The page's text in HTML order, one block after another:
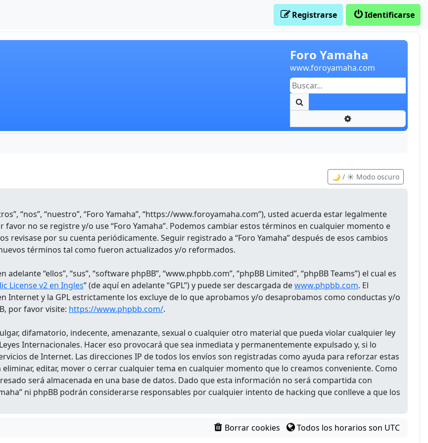
Foro Yamaha
www.foroyamaha.com
Identificarse
Registrarse
🌙 / ☀️ Modo oscuro
“nos”, “nuestro”, “Foro Yamaha”, “https://www.foroyamaha.com”), usted acuerda estar legalmente
no se registre y/o use “Foro Yamaha”. Podemos cambiar estos términos en cualquier momento e
por su cuenta periódicamente. Seguir registrado a “Foro Yamaha” después de esos cambios
términos tal como fueron actualizados y/o reformados.
“ellos”, “sus”, “software phpBB”, “www.phpbb.com”, “phpBB Limited”, “phpBB Teams”) el cual es
License v2 en Ingles” (de aquí en adelante “GPL”) y puede ser descargada dewww.phpbb.com. El
Internet y la GPL estrictamente los excluye de lo que aprobamos y/o desaprobamos como conductas y/o
por favor visite: https://www.phpbb.com/.
difamatorio, indecente, amenazante, sexual o cualquier otro material que pueda violar cualquier ley
Internacionales. Hacer eso provocará que sea inmediata y permanentemente expulsado y, si lo
de Internet. Las direcciones IP de todos los envíos son registradas como ayuda para reforzar estas
eliminar, editar, mover o cerrar cualquier tema en cualquier momento que lo creamos conveniente. Como
será almacenada en una base de datos. Dado que esta información no será compartida con
ni phpBB podrán considerarse responsables por cualquier intento de hacking que conlleve a que los
Borrar cookies Todos los horarios son UTC